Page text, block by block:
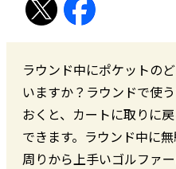
ラウンド中にポケットの
いますか？ラウンドで使
おくと、カートに取りに
できます。ラウンド中に
周りから上手いゴルファ